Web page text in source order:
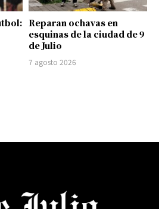
Reparan ochavas en
esquinas de la ciudad de 9
de Julio
7 agosto 2026